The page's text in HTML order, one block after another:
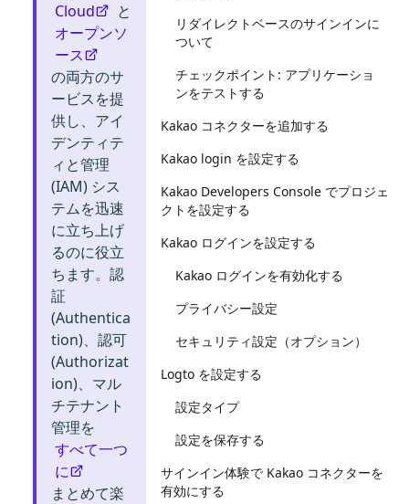
Cloud
と
オープンソ
ース
の両方のサ
ービスを提
供し、アイ
デンティテ
ィと管理
(IAM) シス
テムを迅速
に立ち上げ
るのに役立
ちます。認
証
(Authentica
tion)、認可
(Authorizat
ion)、マル
チテナント
管理を
すべて一つ
に
まとめて楽
リダイレクトベースのサインインに
ついて
チェックポイント: アプリケーショ
ンをテストする
Kakao コネクターを追加する
Kakao login を設定する
Kakao Developers Console でプロジェ
クトを設定する
Kakao ログインを設定する
Kakao ログインを有効化する
プライバシー設定
セキュリティ設定（オプション）
Logto を設定する
設定タイプ
設定を保存する
サインイン体験で Kakao コネクターを
有効にする